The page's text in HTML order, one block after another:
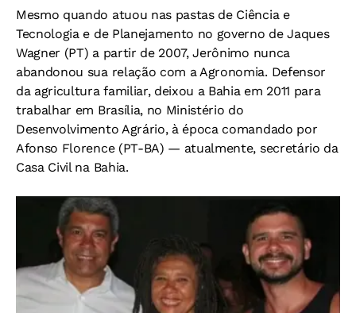
Mesmo quando atuou nas pastas de Ciência e
Tecnologia e de Planejamento no governo de Jaques
Wagner (PT) a partir de 2007, Jerônimo nunca
abandonou sua relação com a Agronomia. Defensor
da agricultura familiar, deixou a Bahia em 2011 para
trabalhar em Brasília, no Ministério do
Desenvolvimento Agrário, à época comandado por
Afonso Florence (PT-BA) — atualmente, secretário da
Casa Civil na Bahia.